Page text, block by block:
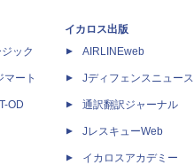
ック
マート
OD
イカロス出版
AIRLINEweb
Jディフェンスニュース
通訳翻訳ジャーナル
JレスキューWeb
イカロスアカデミー